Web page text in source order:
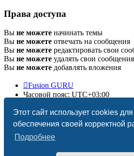
Этот сайт использует cookies для
обеспечения своей корректной
Подробнее
Права доступа
Вы не можете начинать темы
Вы не можете отвечать на сообщения
Вы не можете редактировать свои
Вы не можете удалять свои сообщения
Вы не можете добавлять вложения
Fusion GURU
Часовой пояс: UTC+03:00
Создано на основеphpBB® Forum